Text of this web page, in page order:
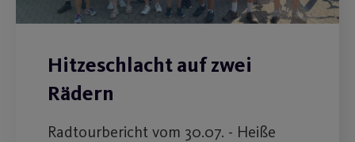
Hitzeschlacht auf zwei
Rädern
Radtourbericht vom 30.07. - Heiße